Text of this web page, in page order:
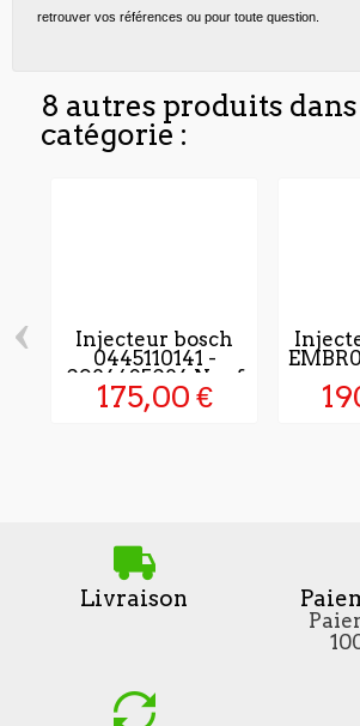
retrouver vos références ou pour toute question.
8 autres produits
catégorie :
Injecteur bosch
0445110141 -
0986435086 Neuf
175,00 €
‹
Livraison